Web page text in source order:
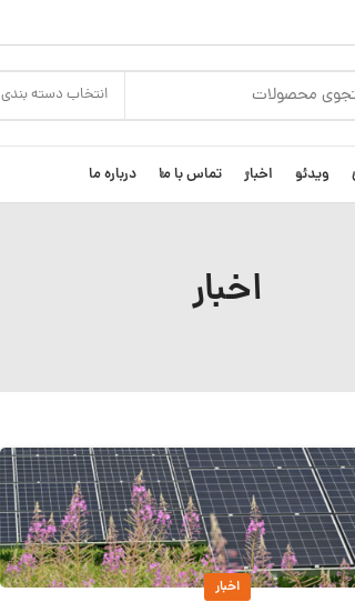
انتخاب دسته بندی
ویدئو اخبار تماس با ما درباره ما
اخبار
اخبار